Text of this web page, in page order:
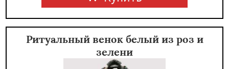
Ритуальный венок белый из роз и
зелени